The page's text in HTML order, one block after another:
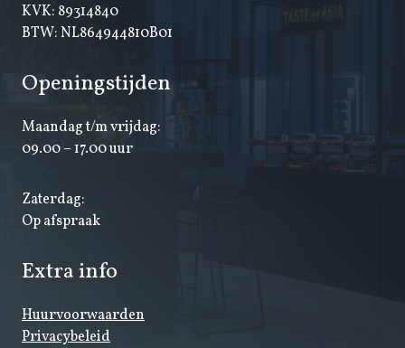
KVK: 89314840
BTW: NL864944810B01
Openingstijden
Maandag t/m vrijdag:
09.00 – 17.00 uur
Zaterdag:
Op afspraak
Extra info
Huurvoorwaarden
Privacybeleid